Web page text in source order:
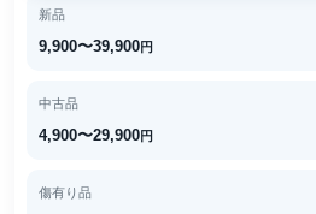
新品
9,900〜39,900円
中古品
4,900〜29,900円
傷有り品